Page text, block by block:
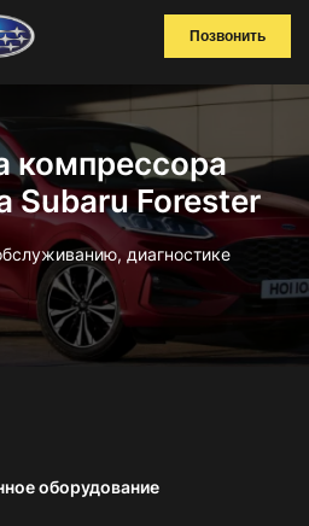
Позвонить
компрессора
Subaru Forester
диагностике
оборудование